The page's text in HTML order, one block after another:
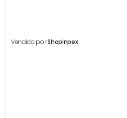
Vendido porShopInpex